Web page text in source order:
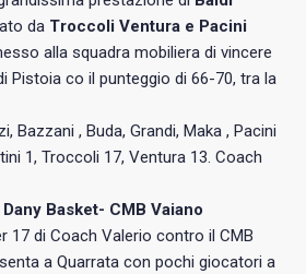
da Troccoli Ventura e Pacini
alla squadra mobiliera di vincere
Pistoia co il punteggio di 66-70, tra la
Bazzani , Buda, Grandi, Maka , Pacini
1, Troccoli 17, Ventura 13. Coach
Dany Basket- CMB Vaiano
17 di Coach Valerio contro il CMB
a Quarrata con pochi giocatori a